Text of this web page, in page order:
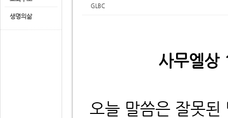
생명의삶
GLBC
사무엘
오늘 말씀은 잘못된